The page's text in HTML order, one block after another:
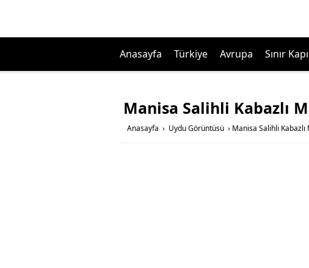
Anasayfa Türkiye Avrupa Sınır
Manisa Salihli Kabazlı
Anasayfa › Uydu Görüntüsü › Manisa Salihli